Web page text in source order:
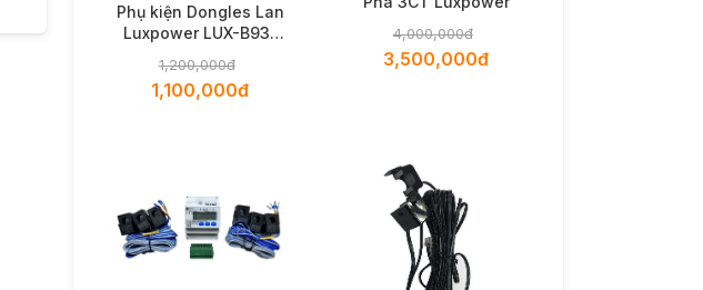
Phụ kiện Dongles Lan
Luxpower LUX-B93-
1,200,000đ
1,100,000đ
4,000,000đ
3,500,000đ